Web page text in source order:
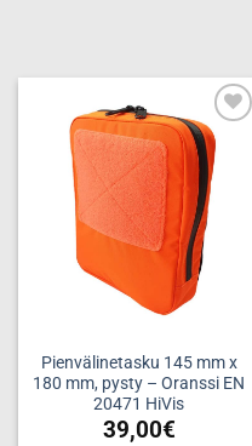
Add to
wishlist
Pienvälinetasku 145 mm x
180 mm, pysty – Oranssi EN
20471 HiVis
39,00€